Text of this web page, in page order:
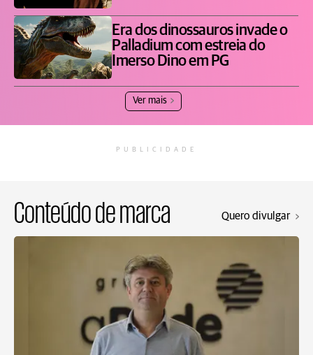
Era dos dinossauros invade o
Palladium com estreia do
Imerso Dino em PG
Ver mais
PUBLICIDADE
Conteúdo de marca Quero divulgar